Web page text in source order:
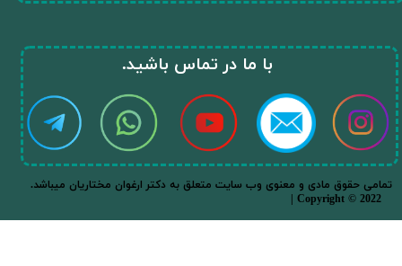
​با ما در تماس باشید.​​​​​​​
.تمامی حقوق مادی و معنوی وب سایت متعلق به دکتر ارغوان مختاریان میباشد
| Copyright © 2022